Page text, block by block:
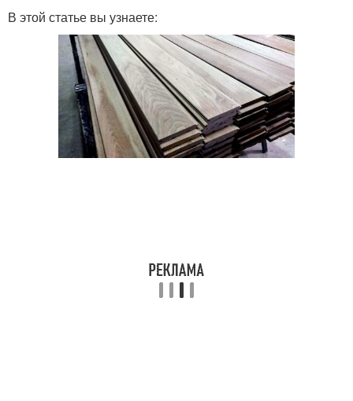
В этой статье вы узнаете: